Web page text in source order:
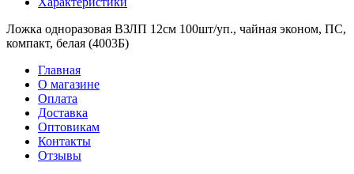
Ложка одноразовая ВЗЛП 12см 100шт/уп., чайная эконом, ПС,
компакт, белая (4003Б)
Главная
О магазине
Оплата
Доставка
Оптовикам
Контакты
Отзывы